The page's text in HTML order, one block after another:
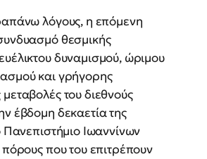
λόγους, η επόμενη
θεσμικής
δυναμισμού, ώριμου
και γρήγορης
του διεθνούς
έβδομη δεκαετία της
Πανεπιστήμιο Ιωαννίνων
πόρους που του επιτρέπουν